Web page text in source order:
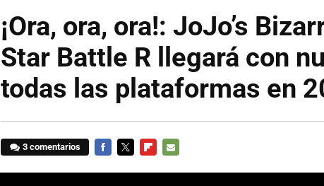
¡Ora, ora, ora!: JoJo’s
Star Battle R llegará con
todas las plataformas en
3 comentarios